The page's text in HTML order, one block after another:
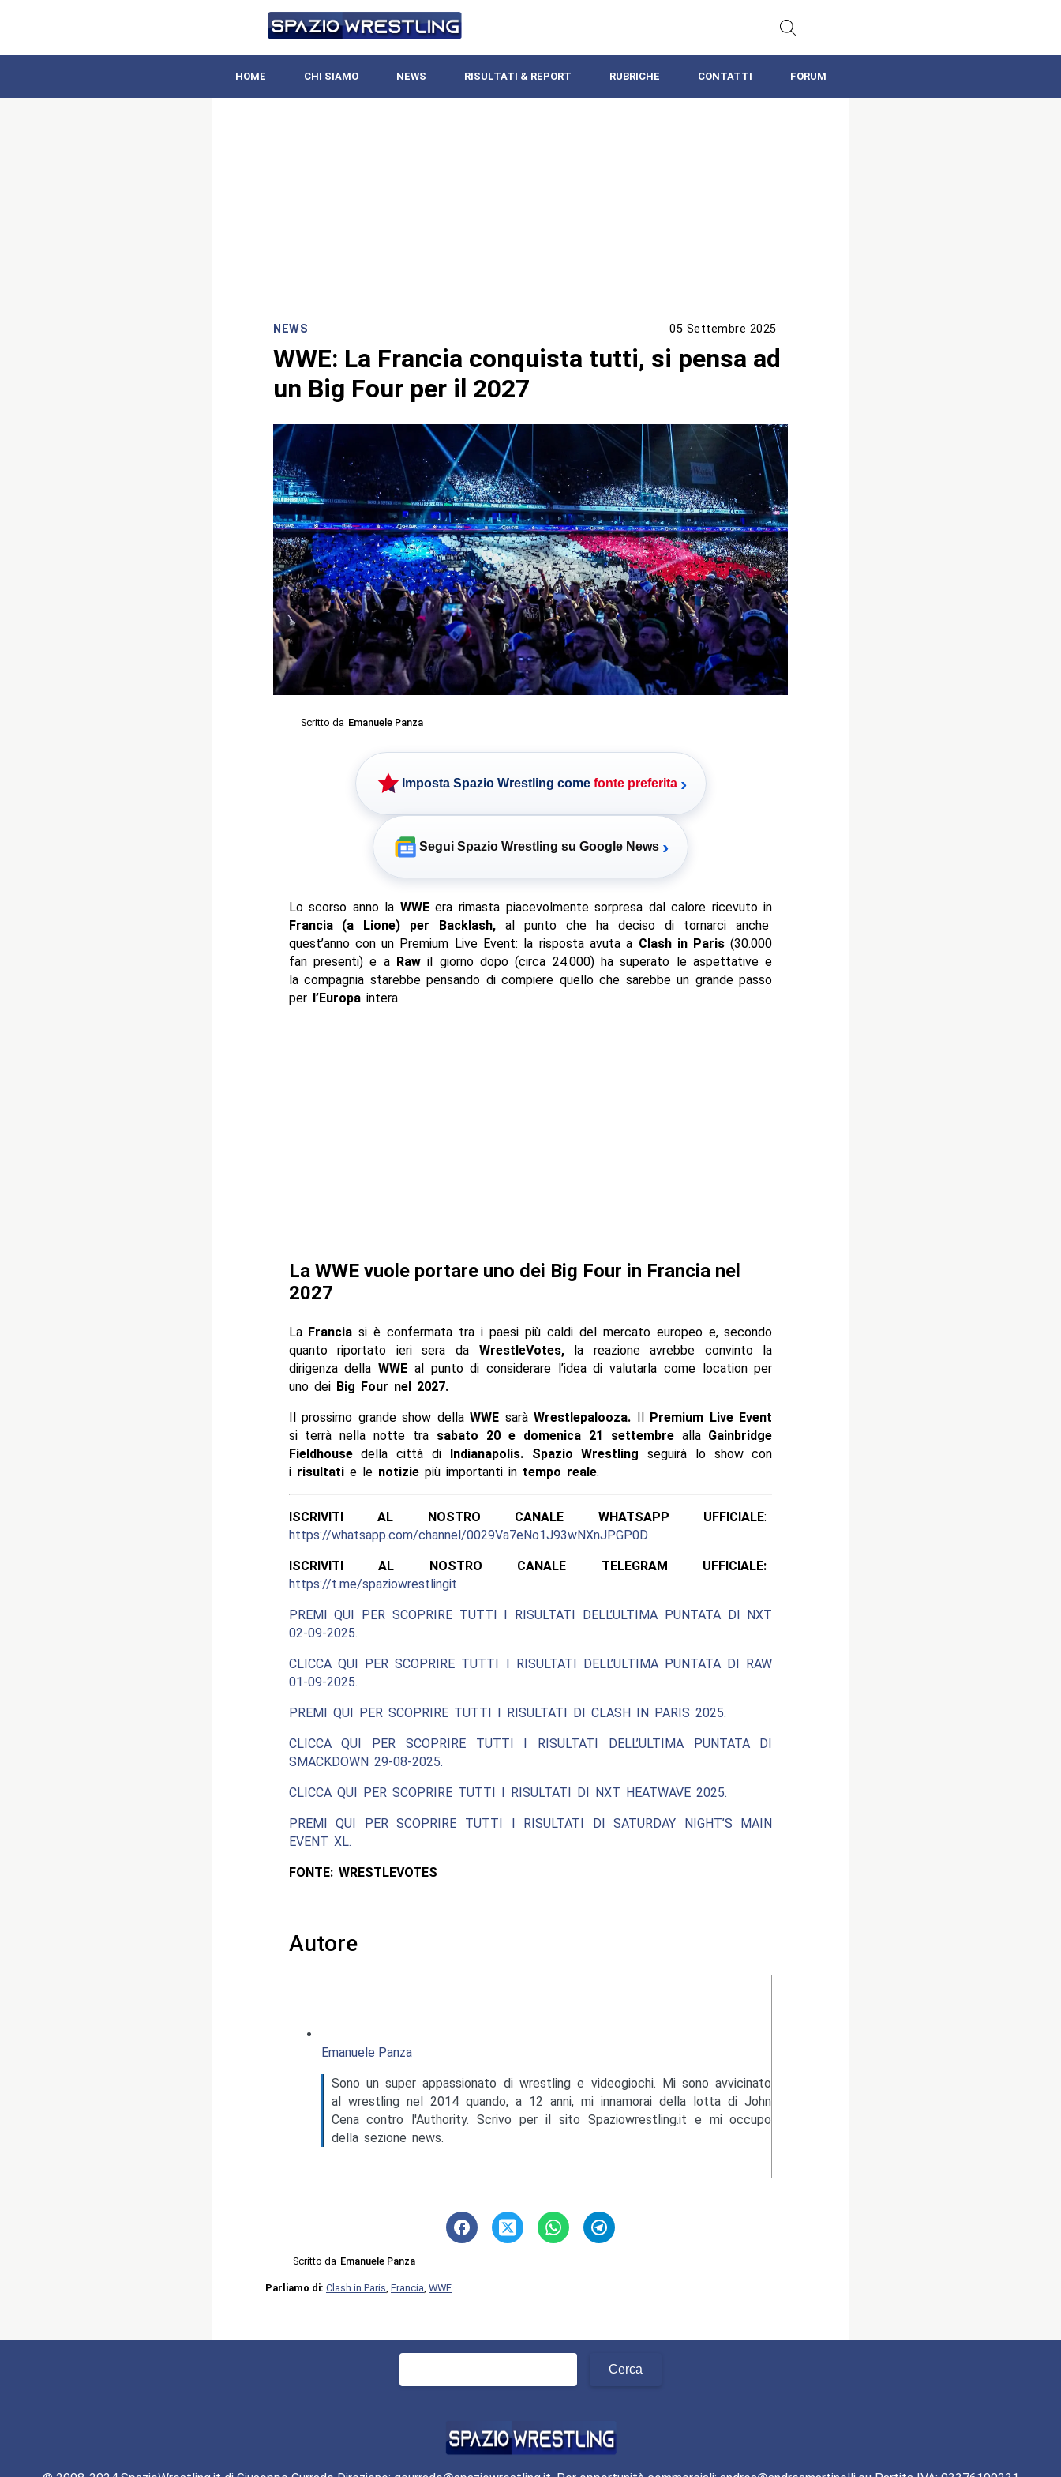
HOME CHI SIAMO NEWS RISULTATI & REPORT RUBRICHE CONTATTI FORUM
NEWS 05 Settembre 2025
WWE: La Francia conquista tutti, si pensa ad
un Big Four per il 2027
Scritto da Emanuele Panza
Imposta Spazio Wrestling come fonte preferita ›
Segui Spazio Wrestling su Google News ›
Lo scorso anno la WWEera rimasta piacevolmente sorpresa dal calore ricevuto in
Francia (a Lione) per Backlash, al punto che ha deciso di tornarci anche
quest’anno con un Premium Live Event: la risposta avuta a Clash in Paris (30.000
fan presenti) e a Rawil giorno dopo (circa 24.000) ha superato le aspettative e
la compagnia starebbe pensando di compiere quello che sarebbe un grande passo
per l’Europaintera.
La WWE vuole portare uno dei Big Four in Francia nel
2027
La Francia si è confermata tra i paesi più caldi del mercato europeo e, secondo
quanto riportato ieri sera da WrestleVotes,la reazione avrebbe convinto la
dirigenza dellaWWE al punto di considerare l’idea di valutarla come location per
uno dei Big Four nel 2027.
Il prossimo grande show dellaWWE saràWrestlepalooza. Il Premium Live Event
si terrà nella notte tra sabato 20 e domenica 21 settembrealla Gainbridge
Fieldhousedella città di Indianapolis. Spazio Wrestling seguirà lo show con
i risultatie le notiziepiù importanti in tempo reale.
ISCRIVITI AL NOSTRO CANALE WHATSAPP UFFICIALE:
https://whatsapp.com/channel/0029Va7eNo1J93wNXnJPGP0D
ISCRIVITI AL NOSTRO CANALE TELEGRAM UFFICIALE:
https://t.me/spaziowrestlingit
PREMI QUI PER SCOPRIRE TUTTI I RISULTATI DELL’ULTIMA PUNTATA DI NXT
02-09-2025.
CLICCA QUI PER SCOPRIRE TUTTI I RISULTATI DELL’ULTIMA PUNTATA DI RAW
01-09-2025.
PREMI QUI PER SCOPRIRE TUTTI I RISULTATI DI CLASH IN PARIS 2025.
CLICCA QUI PER SCOPRIRE TUTTI I RISULTATI DELL’ULTIMA PUNTATA DI
SMACKDOWN 29-08-2025.
CLICCA QUI PER SCOPRIRE TUTTI I RISULTATI DI NXT HEATWAVE 2025.
PREMI QUI PER SCOPRIRE TUTTI I RISULTATI DI SATURDAY NIGHT’S MAIN
EVENT XL.
FONTE: WRESTLEVOTES
Autore
Emanuele Panza
Sono un super appassionato di wrestling e videogiochi. Mi sono avvicinato
al wrestling nel 2014 quando, a 12 anni, mi innamorai della lotta di John
Cena contro l'Authority. Scrivo per il sito Spaziowrestling.it e mi occupo
della sezione news.
Scritto da Emanuele Panza
Parliamo di: Clash in Paris Francia WWE
Ricerca